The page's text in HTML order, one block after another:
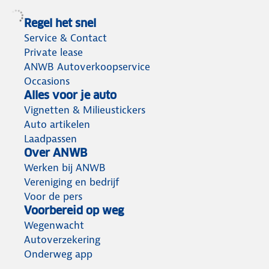
Regel het snel
Service & Contact
Private lease
ANWB Autoverkoopservice
Occasions
Alles voor je auto
Vignetten & Milieustickers
Auto artikelen
Laadpassen
Over ANWB
Werken bij ANWB
Vereniging en bedrijf
Voor de pers
Voorbereid op weg
Wegenwacht
Autoverzekering
Onderweg app